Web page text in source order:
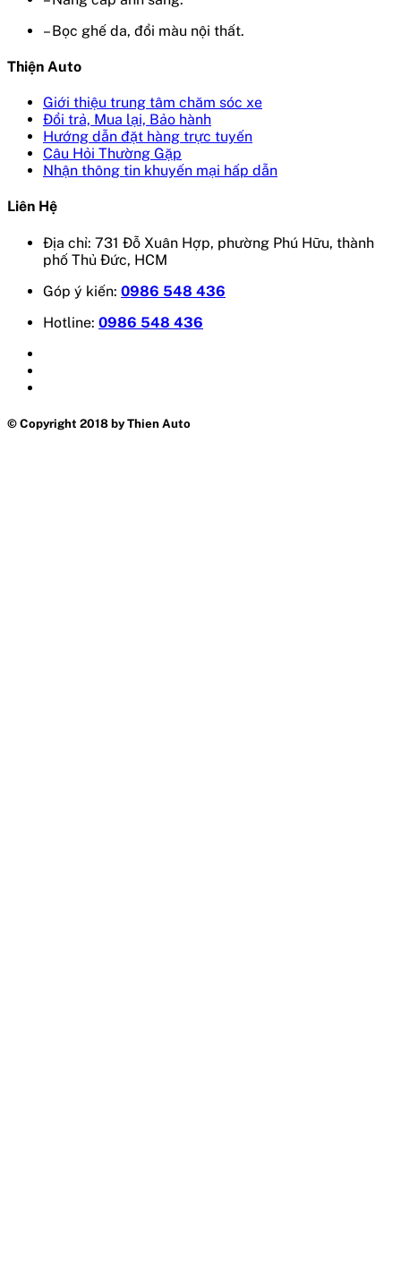
– Bọc ghế da, đổi màu nội thất.
Thiện Auto
Giới thiệu trung tâm chăm sóc xe
Đổi trả, Mua lại, Bảo hành
Hướng dẫn đặt hàng trực tuyến
Câu Hỏi Thường Gặp
Nhận thông tin khuyến mại hấp dẫn
Liên Hệ
Địa chỉ: 731 Đỗ Xuân Hợp, phường Phú Hữu, thành
phố Thủ Đức, HCM
Góp ý kiến: 0986 548 436
Hotline: 0986 548 436
© Copyright 2018 by Thien Auto